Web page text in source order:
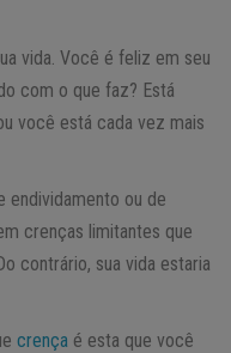
vida. Você é feliz em seu
com o que faz? Está
você está cada vez mais
endividamento ou de
crenças limitantes que
contrário, sua vida estaria
crença é esta que você